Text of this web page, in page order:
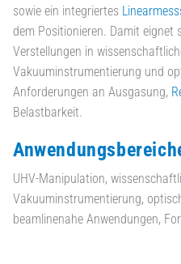
sowie ein integriertes
dem Positionieren. Damit eignet
Verstellungen in
Vakuuminstrumentierung und
Anforderungen an Ausgasung,
Belastbarkeit.
UHV-Manipulation,
Vakuuminstrumentierung,
beamlinenahe Anwendungen,